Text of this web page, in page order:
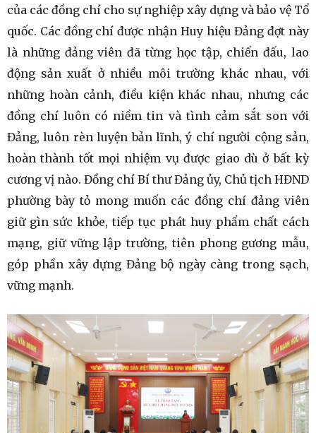
của các đồng chí cho sự nghiệp xây dựng và bảo vệ Tổ
quốc. Các đồng chí được nhận Huy hiệu Đảng đợt này
là những đảng viên đã từng học tập, chiến đấu, lao
động sản xuất ở nhiều môi trường khác nhau, với
những hoàn cảnh, điều kiện khác nhau, nhưng các
đồng chí luôn có niềm tin và tình cảm sắt son với
Đảng, luôn rèn luyện bản lĩnh, ý chí người cộng sản,
hoàn thành tốt mọi nhiệm vụ được giao dù ở bất kỳ
cương vị nào. Đồng chí Bí thư Đảng ủy, Chủ tịch HĐND
phường bày tỏ mong muốn các đồng chí đảng viên
giữ gìn sức khỏe, tiếp tục phát huy phẩm chất cách
mạng, giữ vững lập trường, tiên phong gương mẫu,
góp phần xây dựng Đảng bộ ngày càng trong sạch,
vững mạnh.